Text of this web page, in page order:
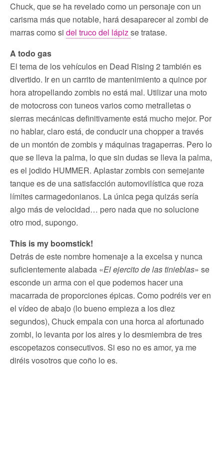
Chuck, que se ha revelado como un personaje con un
carisma más que notable, hará desaparecer al zombi de
marras como si del truco del lápizse tratase.
A todo gas
El tema de los vehículos en Dead Rising 2 también es
divertido. Ir en un carrito de mantenimiento a quince por
hora atropellando zombis no está mal. Utilizar una moto
de motocross con tuneos varios como metralletas o
sierras mecánicas definitivamente está mucho mejor. Por
no hablar, claro está, de conducir una chopper a través
de un montón de zombis y máquinas tragaperras. Pero lo
que se lleva la palma, lo que sin dudas se lleva la palma,
es el jodido HUMMER. Aplastar zombis con semejante
tanque es de una satisfacción automovilística que roza
límites carmagedonianos. La única pega quizás sería
algo más de velocidad… pero nada que no solucione
otro mod, supongo.
This is my boomstick!
Detrás de este nombre homenaje a la excelsa y nunca
suficientemente alabada «El ejercito de las tinieblas» se
esconde un arma con el que podemos hacer una
macarrada de proporciones épicas. Como podréis ver en
el vídeo de abajo (lo bueno empieza a los diez
segundos), Chuck empala con una horca al afortunado
zombi, lo levanta por los aires y lo desmiembra de tres
escopetazos consecutivos. Si eso no es amor, ya me
diréis vosotros que coño lo es.